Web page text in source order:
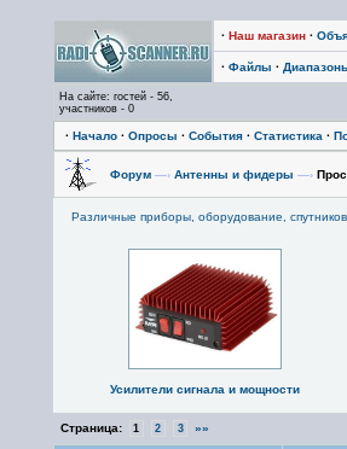
· Наш магазин·
· Файлы ·
На сайте: гостей - 56,
участников - 0
· Начало· Опросы · События· Статистика ·
Форум —› Антенны и фидеры —›
Различные приборы, оборудование,
Усилители сигнала и мощности
Страница: 1 2 3 »»